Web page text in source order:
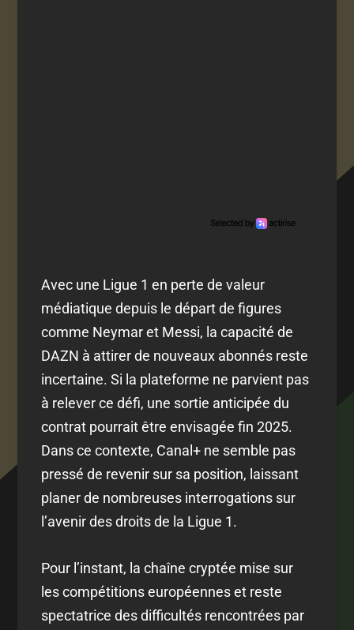
Avec une Ligue 1 en perte de valeur
médiatique depuis le départ de figures
comme Neymar et Messi, la capacité de
DAZN à attirer de nouveaux abonnés reste
incertaine. Si la plateforme ne parvient pas
à relever ce défi, une sortie anticipée du
contrat pourrait être envisagée fin 2025.
Dans ce contexte, Canal+ ne semble pas
pressé de revenir sur sa position, laissant
planer de nombreuses interrogations sur
l’avenir des droits de la Ligue 1.
Pour l’instant, la chaîne cryptée mise sur
les compétitions européennes et reste
spectatrice des difficultés rencontrées par